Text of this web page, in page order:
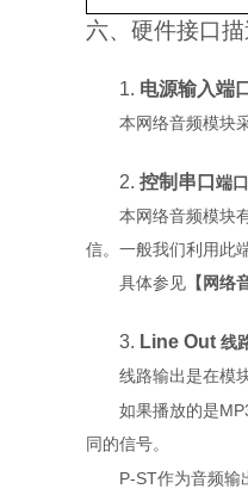
六、硬件接口
1. 电源输入端
本网络音频模块
2. 控制串口 端口
本网络音频模块
信。一般我们利用此
具体参见 【网络
3. Line Out 线
线路输出是在模
如果播放的是
同的信号。
P-ST作为音频输